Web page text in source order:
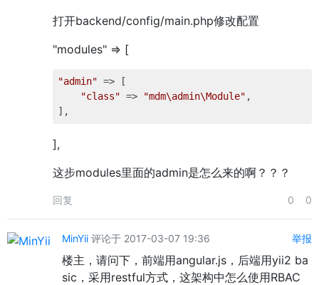
打开backend/config/main.php修改配置
"modules" => [
"admin" => [
"class" => "mdm\admin\Module" ,
],
这步modules里面的admin是怎么来的啊？？？
回复 0 0
MinYii 评论于 2017-03-07 19:36 举报
楼主，请问下，前端用angular.js，后端用yii2 ba
sic，采用restful方式，这架构中怎么使用RBAC